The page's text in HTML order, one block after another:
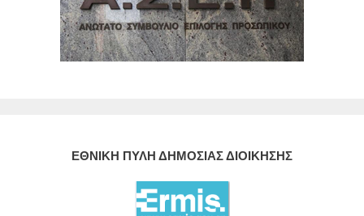
ΕΘΝΙΚΗ ΠΥΛΗ ΔΗΜΟΣΙΑΣ ΔΙΟΙΚΗΣΗΣ